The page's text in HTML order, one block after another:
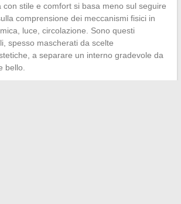
con stile e comfort si basa meno sul seguire
comprensione dei meccanismi fisici in
luce, circolazione. Sono questi
spesso mascherati da scelte
a separare un interno gradevole da
bello.